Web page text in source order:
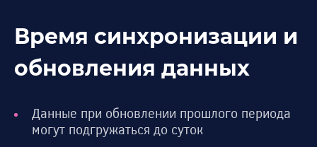
Время синхронизации и
обновления данных
Данные при обновлении прошлого периода
могут подгружаться до суток